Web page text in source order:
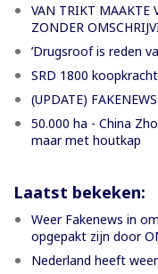
VAN TRIKT MAAKTE
ZONDER
’Drugsroof is reden
SRD 1800
(UPDATE)
50.000 ha - China
maar met houtkap
Laatst bekeken:
Weer Fakenews in
opgepakt zijn door
Nederland heeft